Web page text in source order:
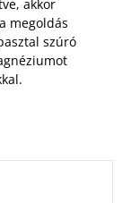
akkor
megoldás
szúró